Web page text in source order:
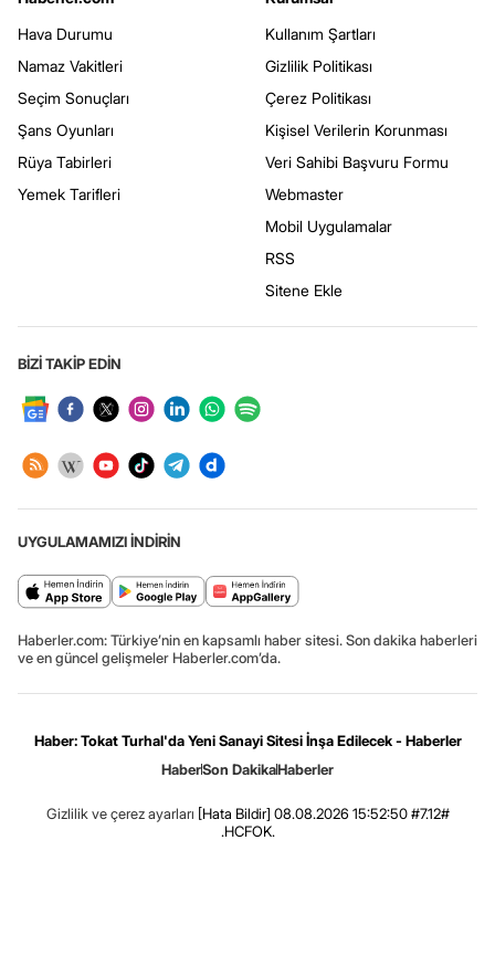
Hava Durumu
Namaz Vakitleri
Seçim Sonuçları
Şans Oyunları
Rüya Tabirleri
Yemek Tarifleri
Kullanım Şartları
Gizlilik Politikası
Çerez Politikası
Kişisel Verilerin Korunması
Veri Sahibi Başvuru Formu
Webmaster
Mobil Uygulamalar
RSS
Sitene Ekle
BİZİ TAKİP EDİN
UYGULAMAMIZI İNDİRİN
Haberler.com: Türkiye’nin en kapsamlı haber sitesi. Son dakika haberleri
ve en güncel gelişmeler Haberler.com’da.
Haber: Tokat Turhal'da Yeni Sanayi Sitesi İnşa Edilecek - Haberler
HaberSon DakikaHaberler
Gizlilik ve çerez ayarları [Hata Bildir] 08.08.2026 15:52:50 #7.12#
.HCFOK.